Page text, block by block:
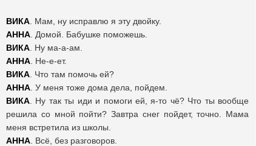
ВИКА . Мам, ну исправлю я эту двойку.
АННА . Домой. Бабушке поможешь.
ВИКА . Ну ма-а-ам.
АННА . Не-е-ет.
ВИКА . Что там помочь ей?
АННА . У меня тоже дома дела, пойдем.
ВИКА . Ну так ты иди и помоги ей, я-то чё? Что ты вообще
решила со мной пойти? Завтра снег пойдет, точно. Мама
меня встретила из школы.
АННА . Всё, без разговоров.